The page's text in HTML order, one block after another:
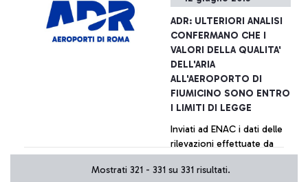
ADR: ULTERIORI ANALISI
CONFERMANO CHE I
VALORI DELLA QUALITA'
DELL'ARIA
ALL'AEROPORTO DI
FIUMICINO SONO ENTRO
I LIMITI DI LEGGE
Inviati ad ENAC i dati delle
rilevazioni effettuate da
diversi centri specializzati
per conto di varie realtà
Mostrati 321 - 331 su 331 risultati.